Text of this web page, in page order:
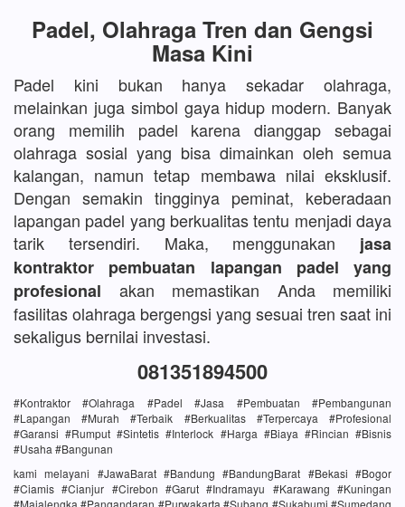
Padel, Olahraga Tren dan Gengsi
Masa Kini
Padel kini bukan hanya sekadar olahraga,
melainkan juga simbol gaya hidup modern. Banyak
orang memilih padel karena dianggap sebagai
olahraga sosial yang bisa dimainkan oleh semua
kalangan, namun tetap membawa nilai eksklusif.
Dengan semakin tingginya peminat, keberadaan
lapangan padel yang berkualitas tentu menjadi daya
tarik tersendiri. Maka, menggunakan jasa
kontraktor pembuatan lapangan padel yang
profesional akan memastikan Anda memiliki
fasilitas olahraga bergengsi yang sesuai tren saat ini
sekaligus bernilai investasi.
081351894500
#Kontraktor #Olahraga #Padel #Jasa #Pembuatan #Pembangunan
#Lapangan #Murah #Terbaik #Berkualitas #Terpercaya #Profesional
#Garansi #Rumput #Sintetis #Interlock #Harga #Biaya #Rincian #Bisnis
#Usaha #Bangunan
kami melayani #JawaBarat #Bandung #BandungBarat #Bekasi #Bogor
#Ciamis #Cianjur #Cirebon #Garut #Indramayu #Karawang #Kuningan
#Majalengka #Pangandaran #Purwakarta #Subang #Sukabumi #Sumedang